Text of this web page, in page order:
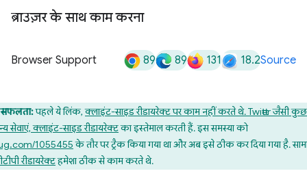
ब्राउज़र के साथ काम करना
Browser Support 89 89 131 18.2Source
सफलता:पहले ये लिंक,क्लाइंट-साइड रीडायरेक्ट पर काम नहीं करते थे. Twitter जैसी कुछ
सेवाएं, क्लाइंट-साइड रीडायरेक्टका इस्तेमाल करती हैं. इस समस्या को
1055455के तौर पर ट्रैक किया गया था और अब इसे ठीक कर दिया गया है.
रीडायरेक्टहमेशा ठीक से काम करते थे.